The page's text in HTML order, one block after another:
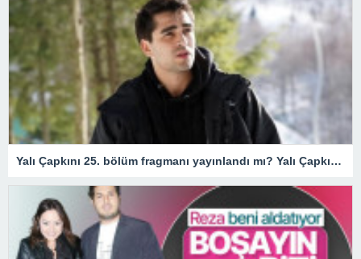
Yalı Çapkını 25. bölüm fragmanı yayınlandı mı? Yalı Çapkını 25. bölüm fragmanı izle! Seyran’a Ferit’in ters köşesi…